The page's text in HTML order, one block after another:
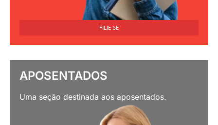
FILIE-SE
APOSENTADOS
Uma seção destinada aos aposentados.